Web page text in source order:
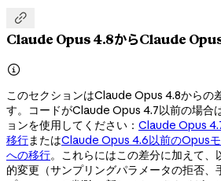

Claude Opus 4.8からClaude

このセクションはClaude Opus 4.8からの
す。コードがClaude Opus 4.7以前の場合
ョンを使用してください： Claude Opus
移行またはClaude Opus 4.6以前のOpus
への移行。これらにはこの差分に加えて、
的変更（サンプリングパラメータの拒否、